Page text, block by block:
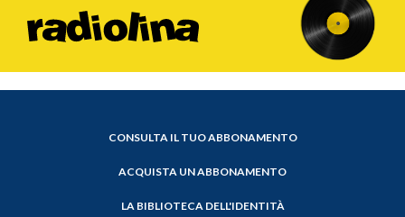
CONSULTA IL TUO ABBONAMENTO
ACQUISTA UN ABBONAMENTO
LA BIBLIOTECA DELL'IDENTITÀ